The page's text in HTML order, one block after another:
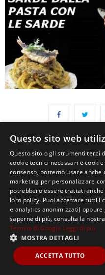
Copyright ©2021,
Questo sito web
Questo sito o gli strumenti terzi
cookie tecnici necessari e
consenso, potremo usare
marketing per personalizzare
potrebbero essere trattati
loro policy. Puoi accettare tutti i
e analytics anonimizzati)
saperne di più, consulta la nostra
Termini di Google Leggi di più
MOSTRA DETTAGLI
ACCETTA TUTTO